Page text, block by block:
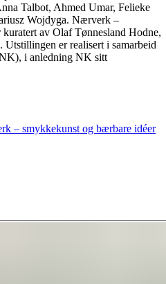
Talbot, Ahmed Umar, Felieke
Wojdyga. Nærverk –
av Olaf Tønnesland Hodne,
er realisert i samarbeid
i anledning NK sitt
– smykkekunst og bærbare idéer